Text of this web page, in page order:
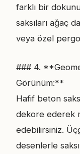
farklı bir
saksıları ağaç
veya özel
### 4.
Görünüm:**
Hafif beton
dekore ederek
edebilirsiniz.
desenlerle